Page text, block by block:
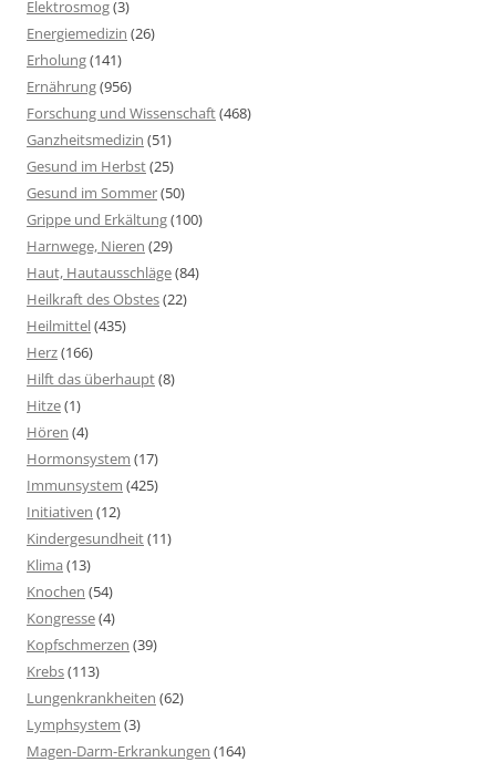
Elektrosmog(3)
Energiemedizin (26)
Erholung(141)
Ernährung(956)
Forschung und Wissenschaft(468)
Ganzheitsmedizin (51)
Gesund im Herbst(25)
Gesund im Sommer(50)
Grippe und Erkältung(100)
Harnwege, Nieren (29)
Haut, Hautausschläge(84)
Heilkraft des Obstes(22)
Heilmittel(435)
Herz(166)
Hilft das überhaupt(8)
Hitze(1)
Hören (4)
Hormonsystem (17)
Immunsystem (425)
Initiativen (12)
Kindergesundheit(11)
Klima (13)
Knochen (54)
Kongresse(4)
Kopfschmerzen (39)
Krebs(113)
Lungenkrankheiten (62)
Lymphsystem (3)
Magen-Darm-Erkrankungen (164)